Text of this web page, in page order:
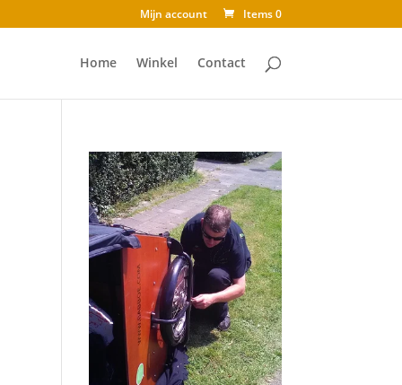
Mijn account Items 0
Home Winkel Contact